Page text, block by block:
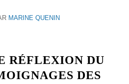
MARINE QUENIN
RÉFLEXION DU
DES